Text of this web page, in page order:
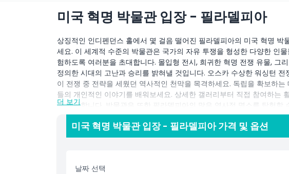
미국 혁명 박물관 입장 - 필라델피아
상징적인 인디펜던스 홀에서 몇 걸음 떨어진 필라델피아의 미국 혁명
세요. 이 세계적 수준의 박물관은 국가의 자유 투쟁을 형성한 다양한 인
험하도록 여러분을 초대합니다. 몰입형 전시, 희귀한 혁명 전쟁 유물, 그
정의한 시대의 고난과 승리를 밝혀낼 것입니다. 오스카 수상한 워싱턴
이 전쟁 중 전략을 세웠던 역사적인 천막을 목격하세요. 독립을 확보하
들의 개인적인 이야기를 배워보세요. 상세한 갤러리부터 직접 참여하는
를 제공합니다. 박물관은 또한 필라델피아의 많은 역사적 명소를 탐험할
사 애호가, 가족 모두에게 꼭 방문해야 할 장소입니다. 민주주의의 기원
국 혁명 박물관은 역사를 생생하게 전달하며 미국 건국 이야기에 대한 감
더 보기
미국 혁명 박물관 입장 - 필라델피아 가격 및 옵션
날짜 선택